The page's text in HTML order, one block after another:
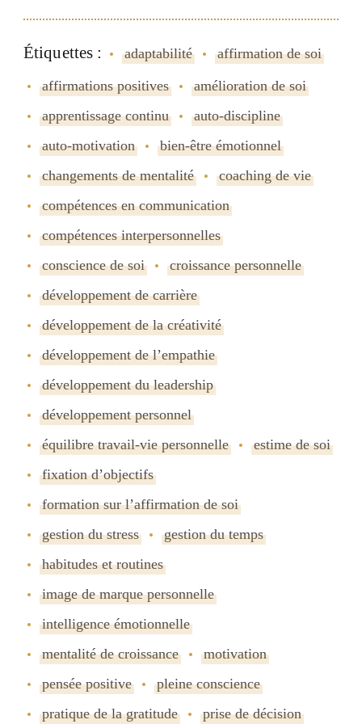
Étiquettes : adaptabilité
affirmation de soi
affirmations positives
amélioration de soi
apprentissage continu
auto-discipline
auto-motivation
bien-être émotionnel
changements de mentalité
coaching de vie
compétences en communication
compétences interpersonnelles
conscience de soi
croissance personnelle
développement de carrière
développement de la créativité
développement de lʼempathie
développement du leadership
développement personnel
équilibre travail-vie personnelle
estime de soi
fixation dʼobjectifs
formation sur lʼaffirmation de soi
gestion du stress
gestion du temps
habitudes et routines
image de marque personnelle
intelligence émotionnelle
mentalité de croissance
motivation
pensée positive
pleine conscience
pratique de la gratitude
prise de décision